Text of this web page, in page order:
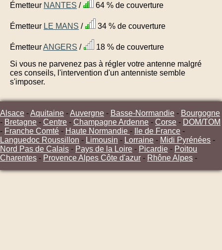
Émetteur NANTES / 64 % de couverture
Émetteur LE MANS / 34 % de couverture
ÉmetteurANGERS /
18 % de couverture
Si vous ne parvenez pas à régler votre antenne malgré
ces conseils, l'intervention d'un antenniste semble
s'imposer.
Alsace -Aquitaine -Auvergne - Basse-Normandie - Bourgogne
- Bretagne - Centre - Champagne Ardenne - Corse - DOM/TOM
- Franche Comté - Haute Normandie - Ile de France -
Languedoc Roussillon - Limousin - Lorraine - Midi Pyrénées -
Nord Pas de Calais - Pays de la Loire - Picardie - Poitou
Charentes - Provence Alpes Côte d'azur - Rhône Alpes -